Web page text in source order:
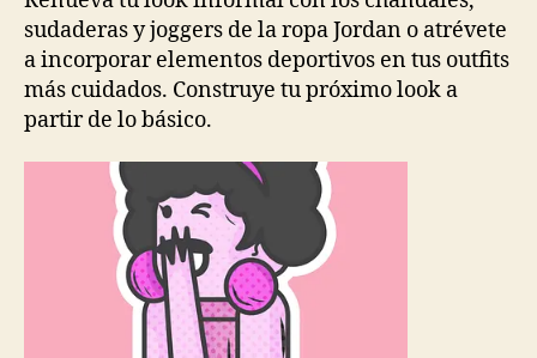
sudaderas y joggers de la ropa Jordan o atrévete
a incorporar elementos deportivos en tus outfits
más cuidados. Construye tu próximo look a
partir de lo básico.